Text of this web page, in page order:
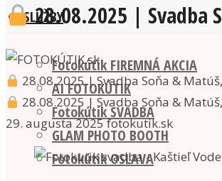
SLUŽBY
Fotokútik FIREMNÁ AKCIA
AI FOTOKÚTIK
Fotokútik SVADBA
GLAM PHOTO BOOTH
Fotokútik OSLAVA
28.08.2025 | Svadba
28.08.2025 | Svadba Soňa &
28.08.2025 | Svadba Soňa &
29. augusta 2025fotokutik.sk